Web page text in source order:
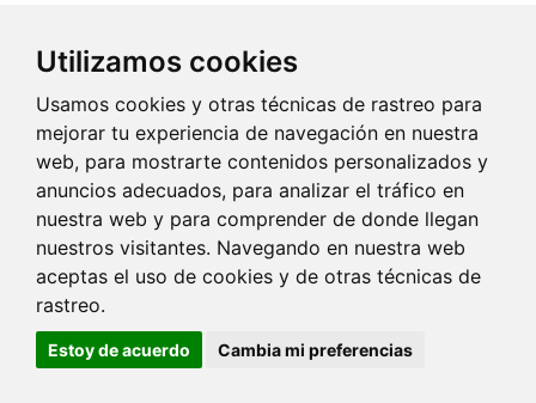
Utilizamos cookies
Usamos cookies y otras técnicas de rastreo para
mejorar tu experiencia de navegación en nuestra
web, para mostrarte contenidos personalizados y
anuncios adecuados, para analizar el tráfico en
nuestra web y para comprender de donde llegan
nuestros visitantes. Navegando en nuestra web
aceptas el uso de cookies y de otras técnicas de
rastreo.
Estoy de acuerdo Cambia mi preferencias
Copyright © Rectoral de Romean.
Desarrollado por
Prodesin